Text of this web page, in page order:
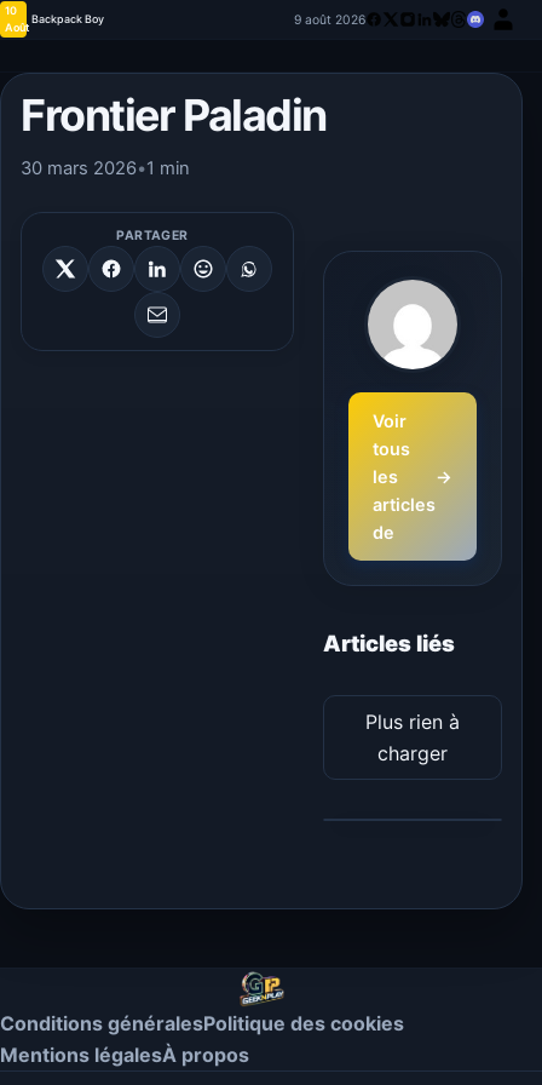
10
Août
Backpack Boy 9 août 2026
Frontier Paladin
30 mars 2026•1 min
PARTAGER
Voir
tous
les
articles
de
→
Articles liés
Plus rien à
charger
Conditions généralesPolitique des cookies
Mentions légalesÀ propos